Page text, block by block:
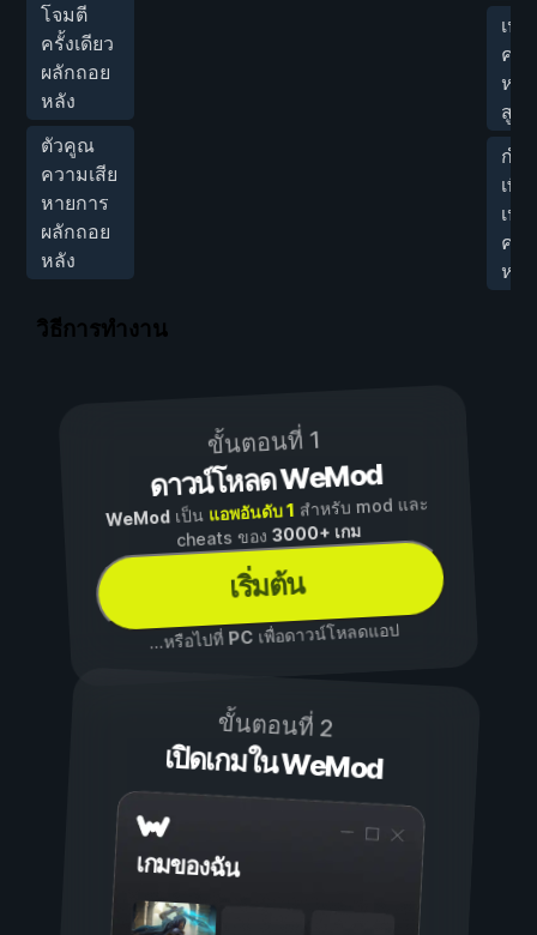
โจมตี
ครั้งเดียว
ผลักถอย
หลัง
ตัวคูณ
ความเสีย
หายการ
ผลักถอย
หลัง
เป
คว
หา
สูง
กำ
เพิ่
เป
คว
หา
วิธีการทำงาน
ขั้นตอนที่ 1
ดาวน์โหลด WeMod
WeModเป็น แอพอันดับ 1 สำหรับ mod และ
cheats ของ3000+ เกม
เริ่มต้น
...หรือไปที่ PCเพื่อดาวน์โหลดแอป
ขั้นตอนที่ 2
เปิดเกมใน WeMod
เกมของฉัน